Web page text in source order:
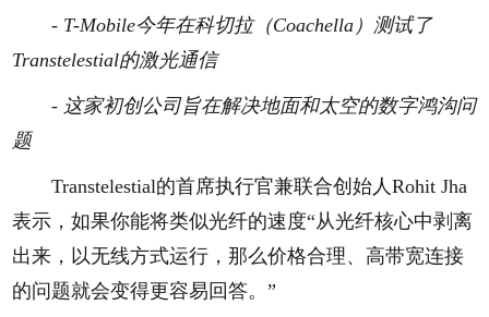
- T-Mobile今年在科切拉（Coachella）测试了
Transtelestial的激光通信
- 这家初创公司旨在解决地面和太空的数字鸿沟问
题
Transtelestial的首席执行官兼联合创始人Rohit Jha
表示，如果你能将类似光纤的速度“从光纤核心中剥离
出来，以无线方式运行，那么价格合理、高带宽连接
的问题就会变得更容易回答。”